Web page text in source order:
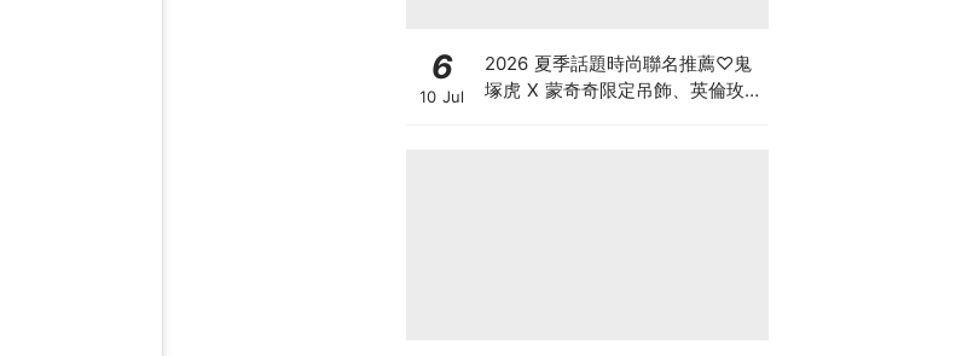
6
10 Jul
2026 夏季話題時尚聯名推薦♡鬼
塚虎 X 蒙奇奇限定吊飾、英倫玫瑰